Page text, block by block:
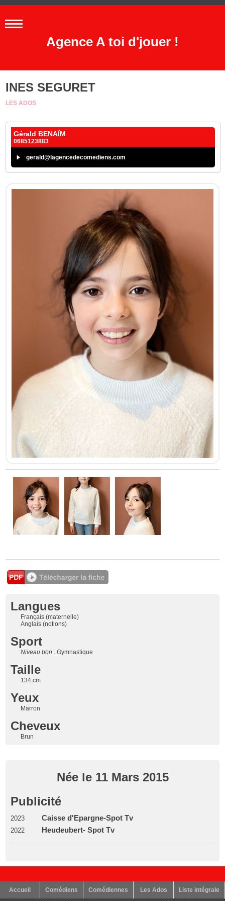
Agence A toi d'jouer !
INES SEGURET
LES ADOS
Gérald BENAÏM
0685123883
gerald@lagencedecomediens.com
Langues
Français (maternelle)
Anglais (notions)
Sport
Niveau bon :Gymnastique
Taille
134 cm
Yeux
Marron
Cheveux
Brun
Née le 11 Mars 2015
Publicité
2023 Caisse d'Epargne-Spot Tv
2022 Heudeubert- Spot Tv
Accueil Comédiens Comédiennes Les Ados Liste intégrale